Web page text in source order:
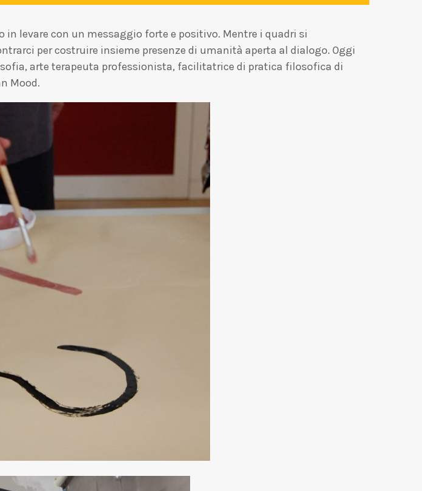
levare con un messaggio forte e positivo. Mentre i quadri si
per costruire insieme presenze di umanità aperta al dialogo. Oggi
arte terapeuta professionista, facilitatrice di pratica filosofica di
Mood.